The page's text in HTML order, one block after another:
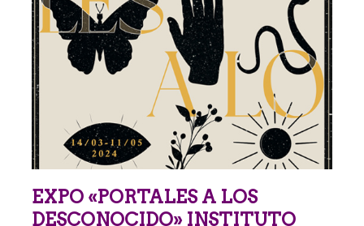
EXPO «PORTALES A LOS
DESCONOCIDO» INSTITUTO